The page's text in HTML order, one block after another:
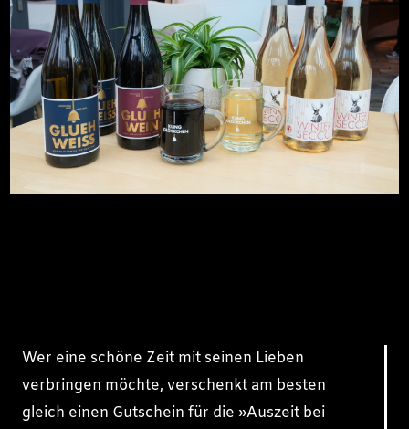
Wer eine schöne Zeit mit seinen Lieben
verbringen möchte, verschenkt am besten
gleich einen Gutschein für die »Auszeit bei